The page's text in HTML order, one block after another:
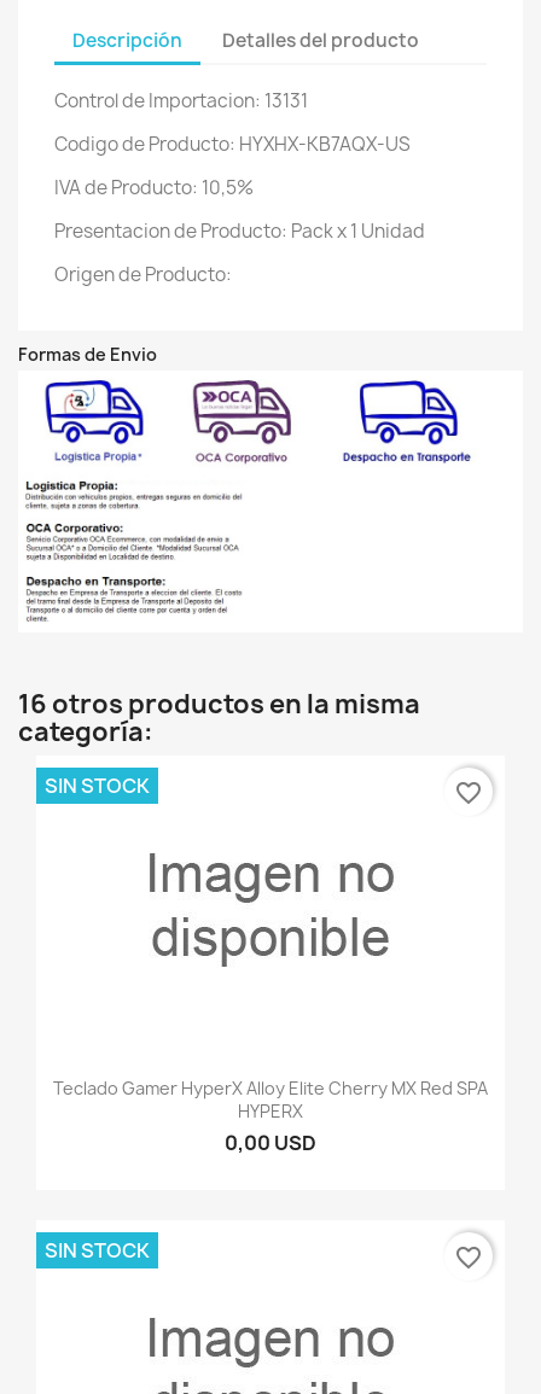
Descripción Detalles del producto
Control de Importacion: 13131
Codigo de Producto: HYXHX-KB7AQX-US
IVA de Producto: 10,5%
Presentacion de Producto: Pack x 1 Unidad
Origen de Producto:
Formas de Envio
16 otros productos en la misma
categoría:
Teclado Gamer HyperX Alloy Elite Cherry MX Red SPA
HYPERX
0,00 USD
SIN STOCK favorite_border
SIN STOCK favorite_border